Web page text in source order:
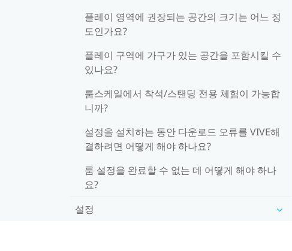
플레이 영역에 권장되는 공간의 크기는 어느 정
도인가요?
플레이 구역에 가구가 있는 공간을 포함시킬 수
있나요?
룸스케일에서 착석/스탠딩 전용 체험이 가능합
니까?
설정을 설치하는 동안 다운로드 오류를 VIVE해
결하려면 어떻게 해야 하나요?
룸 설정을 완료할 수 없는 데 어떻게 해야 하나
요?
설정